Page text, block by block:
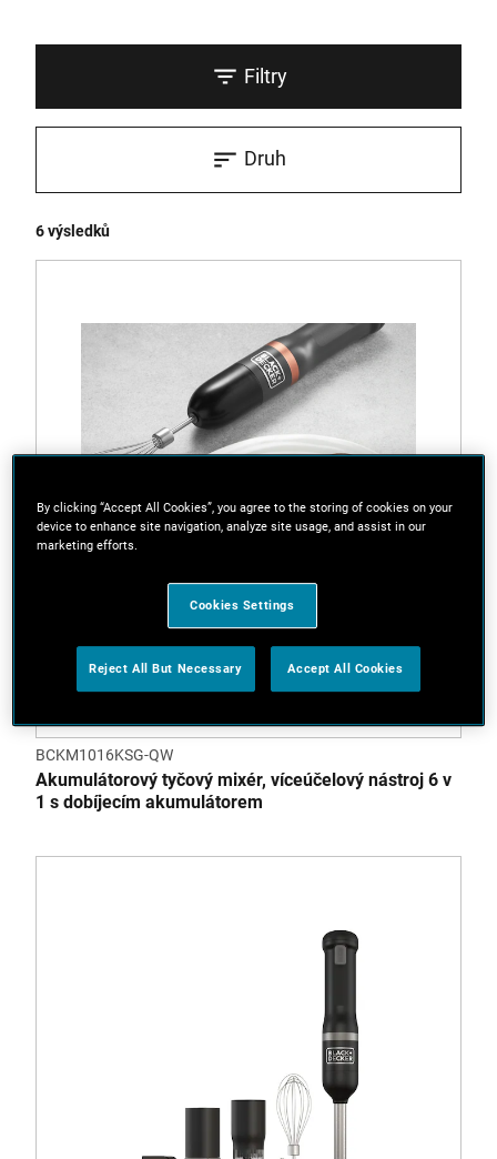
Filtry
6 výsledků
Druh
BCKM1016KSG-QW
Akumulátorový tyčový mixér, víceúčelový nástroj 6 v
1 s dobíjecím akumulátorem
By clicking “Accept All Cookies”, you agree to the storing of cookies on your
device to enhance site navigation, analyze site usage, and assist in our
marketing efforts.
Cookies Settings
Reject All But Necessary Accept All Cookies